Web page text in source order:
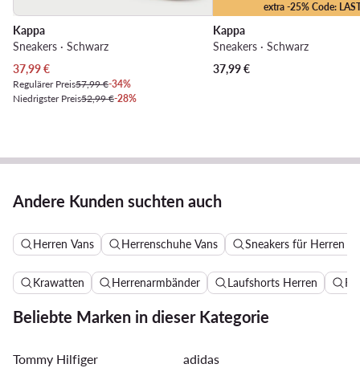
Kappa
Sneakers · Schwarz
Aktueller Preis
37,99€
Regulärer Preis57,99 €-34%
Niedrigster Preis52,99 €-28%
extra -25% Code:
Kappa
Sneakers · Schwarz
37,99€
Andere Kunden suchten auch
Herren Vans Herrenschuhe Vans Sneakers für Herren
Krawatten Herrenarmbänder Laufshorts Herren
Beliebte Marken in dieser Kategorie
Tommy Hilfiger adidas